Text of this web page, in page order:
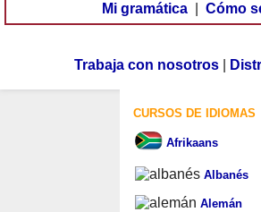
Mi gramática Cómo
Trabaja con nosotros
CURSOS DE IDIOMAS
Afrikaans
Albanés
Alemán